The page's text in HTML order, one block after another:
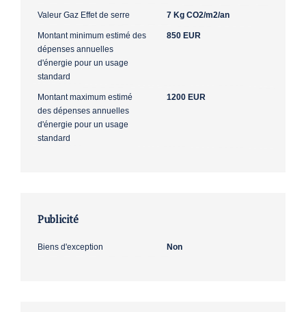
Valeur Gaz Effet de serre 7 Kg CO2/m2/an
Montant minimum estimé des
dépenses annuelles
d'énergie pour un usage
standard
850 EUR
Montant maximum estimé
des dépenses annuelles
d'énergie pour un usage
standard
1200 EUR
Publicité
Biens d'exception Non